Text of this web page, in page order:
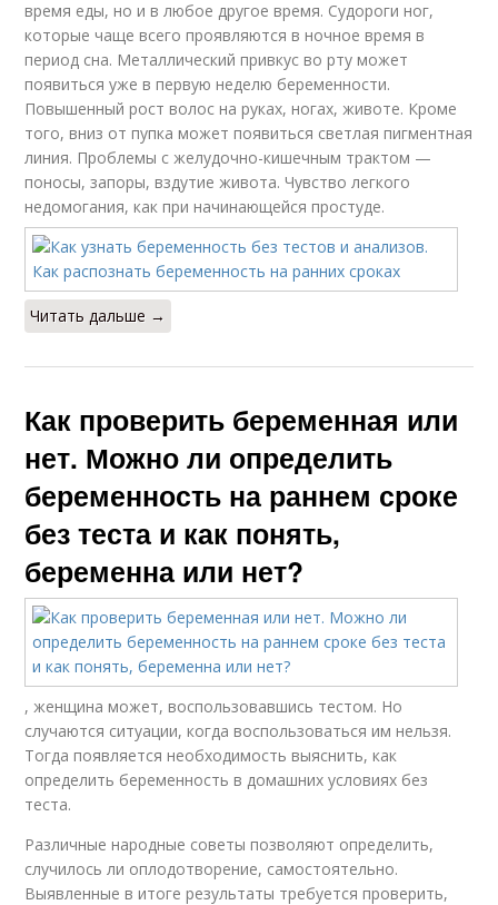
время еды, но и в любое другое время. Судороги ног,
которые чаще всего проявляются в ночное время в
период сна. Металлический привкус во рту может
появиться уже в первую неделю беременности.
Повышенный рост волос на руках, ногах, животе. Кроме
того, вниз от пупка может появиться светлая пигментная
линия. Проблемы с желудочно-кишечным трактом —
поносы, запоры, вздутие живота. Чувство легкого
недомогания, как при начинающейся простуде.
Читать дальше →
Как проверить беременная или
нет. Можно ли определить
беременность на раннем сроке
без теста и как понять,
беременна или нет?
, женщина может, воспользовавшись тестом. Но
случаются ситуации, когда воспользоваться им нельзя.
Тогда появляется необходимость выяснить, как
определить беременность в домашних условиях без
теста.
Различные народные советы позволяют определить,
случилось ли оплодотворение, самостоятельно.
Выявленные в итоге результаты требуется проверить,